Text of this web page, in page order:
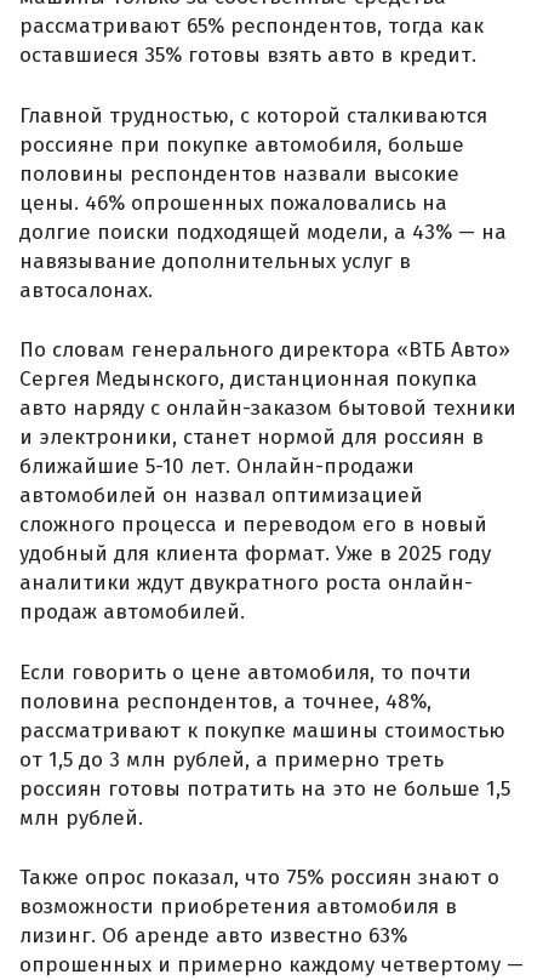
рассматривают 65% респондентов, тогда как
оставшиеся 35% готовы взять авто в кредит.
Главной трудностью, с которой сталкиваются
россияне при покупке автомобиля, больше
половины респондентов назвали высокие
цены. 46% опрошенных пожаловались на
долгие поиски подходящей модели, а 43% — на
навязывание дополнительных услуг в
автосалонах.
По словам генерального директора «ВТБ Авто»
Сергея Медынского, дистанционная покупка
авто наряду с онлайн-заказом бытовой техники
и электроники, станет нормой для россиян в
ближайшие 5-10 лет. Онлайн-продажи
автомобилей он назвал оптимизацией
сложного процесса и переводом его в новый
удобный для клиента формат. Уже в 2025 году
аналитики ждут двукратного роста онлайн-
продаж автомобилей.
Если говорить о цене автомобиля, то почти
половина респондентов, а точнее, 48%,
рассматривают к покупке машины стоимостью
от 1,5 до 3 млн рублей, а примерно треть
россиян готовы потратить на это не больше 1,5
млн рублей.
Также опрос показал, что 75% россиян знают о
возможности приобретения автомобиля в
лизинг. Об аренде авто известно 63%
опрошенных и примерно каждому четвертому —